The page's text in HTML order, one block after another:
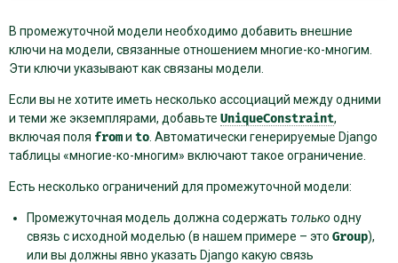
В промежуточной модели необходимо добавить внешние
ключи на модели, связанные отношением многие-ко-многим.
Эти ключи указывают как связаны модели.
Если вы не хотите иметь несколько ассоциаций между одними
и теми же экземплярами, добавьте UniqueConstraint,
включая поля fromи to . Автоматически генерируемые Django
таблицы «многие-ко-многим» включают такое ограничение.
Есть несколько ограничений для промежуточной модели:
Промежуточная модель должна содержать только одну
связь с исходной моделью (в нашем примере – это Group),
или вы должны явно указать Django какую связь